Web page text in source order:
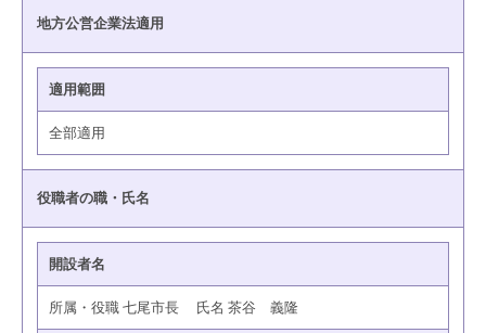
地方公営企業法適用
適用範囲
全部適用
役職者の職・氏名
開設者名
所属・役職 七尾市長 氏名 茶谷 義隆